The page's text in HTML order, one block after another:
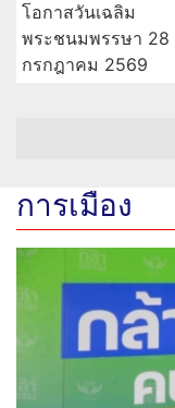
โอกาสวันเฉลิม
พระชนมพรรษา 28
กรกฎาคม 2569
การเมือง